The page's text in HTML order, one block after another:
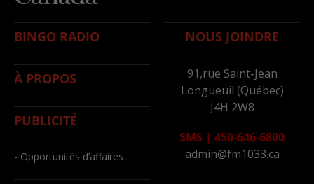
BINGO RADIO
À PROPOS
PUBLICITÉ
- Opportunités d’affaires
NOUS JOINDRE
91,rue Saint-Jean
Longueuil (Québec)
J4H 2W8
SMS | 450-646-6800
admin@fm1033.ca